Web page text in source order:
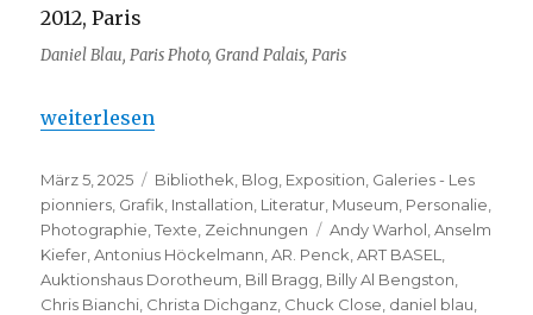
Daniel Blau, Paris Photo, Grand Palais, Paris
„Daniel Blau schliesst seine Galerie….“
weiterlesen
Veröffentlicht
am
März 5, 2025 Kategorien
Bibliothek Blog Exposition Galeries - Les
pionniers Grafik Installation Literatur Museum Personalie
Photographie ,Texte Zeichnungen Schlagwörter
Andy Warhol ,Anselm
Kiefer ,Antonius Höckelmann ,AR. Penck ,ART BASEL
Auktionshaus Dorotheum Bill Bragg Billy Al Bengston
Chris Bianchi Christa Dichganz Chuck Close daniel blau